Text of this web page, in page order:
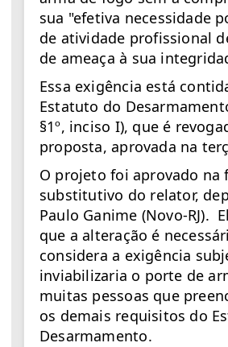
sua "efetiva necessidade
de atividade profissional
de ameaça à sua
Essa exigência está
Estatuto do
§1º, inciso I), que é
proposta, aprovada na
O projeto foi aprovado na
substitutivo do relator,
Paulo Ganime (Novo-RJ).
que a alteração é
considera a exigência
inviabilizaria o porte de
muitas pessoas que
os demais requisitos do
Desarmamento.